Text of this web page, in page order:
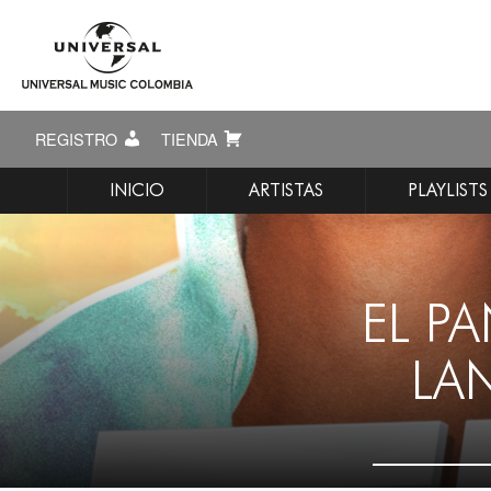
REGISTRO TIENDA
INICIO ARTISTAS PLAYLISTS
EL